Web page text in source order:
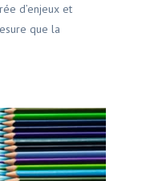
d’enjeux et
que la